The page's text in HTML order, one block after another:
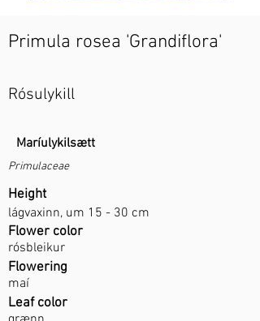
Primula rosea 'Grandiflora'
Rósulykill
Maríulykilsætt
Primulaceae
Height
lágvaxinn, um 15 - 30 cm
Flower color
rósbleikur
Flowering
maí
Leaf color